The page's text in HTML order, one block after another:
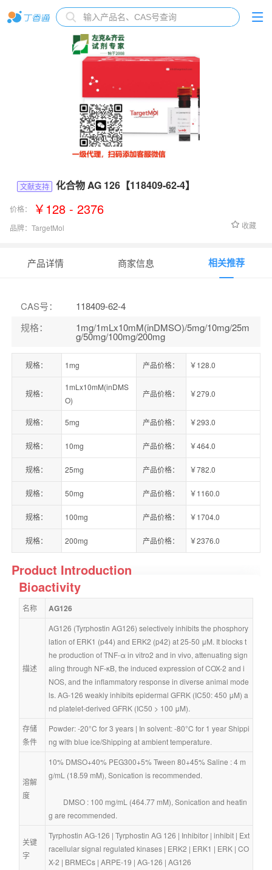
文献支持 化合物 AG 126【118409-62-4】
价格： ￥128 - 2376
品牌： TargetMol 收藏
产品详情 商家信息 相关推荐
CAS号：
118409-62-4
规格： 1mg/1mLx10mM(inDMSO)/5mg/10mg/25m
g/50mg/100mg/200mg
规格： 1mg 产品价格： ￥128.0
规格：
1mLx10mM(inDMS
O)
产品价格： ￥279.0
规格： 5mg 产品价格： ￥293.0
规格： 10mg 产品价格： ￥464.0
规格： 25mg 产品价格： ￥782.0
规格： 50mg 产品价格： ￥1160.0
规格： 100mg 产品价格： ￥1704.0
规格： 200mg 产品价格： ￥2376.0
Product Introduction
Bioactivity
名称 AG126
描述
AG126 (Tyrphostin AG126) selectively inhibits the phosphory
lation of ERK1 (p44) and ERK2 (p42) at 25-50 μM. It blocks t
he production of TNF-α in vitro2 and in vivo, attenuating sign
aling through NF-κB, the induced expression of COX-2 and i
NOS, and the inflammatory response in diverse animal mode
ls. AG-126 weakly inhibits epidermal GFRK (IC50: 450 μM) a
nd platelet-derived GFRK (IC50 > 100 μM).
存储
条件
Powder: -20°C for 3 years | In solvent: -80°C for 1 year Shippi
ng with blue ice/Shipping at ambient temperature.
溶解
度
10% DMSO+40% PEG300+5% Tween 80+45% Saline : 4 m
g/mL (18.59 mM), Sonication is recommended.
g are recommended.
关键
字
Tyrphostin AG-126 | Tyrphostin AG 126 | Inhibitor | inhibit | Ext
racellular signal regulated kinases | ERK2 | ERK1 | ERK | CO
X-2 | BRMECs | ARPE-19 | AG-126 | AG126